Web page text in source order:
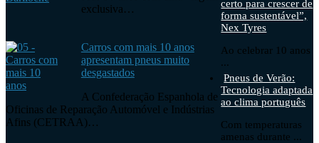
exclusiva…
Carros com mais 10 anos
apresentam pneus muito
desgastados
A Confederação Espanhola de
Oficinas de Reparação Automóvel e Indústrias
Afins (CETRAA)…
certo para crescer de
forma sustentável”,
Nex Tyres
Ao celebrar 10 anos
...
Pneus de Verão:
Tecnologia adaptada
ao clima português
Com temperaturas
amenas durante ...